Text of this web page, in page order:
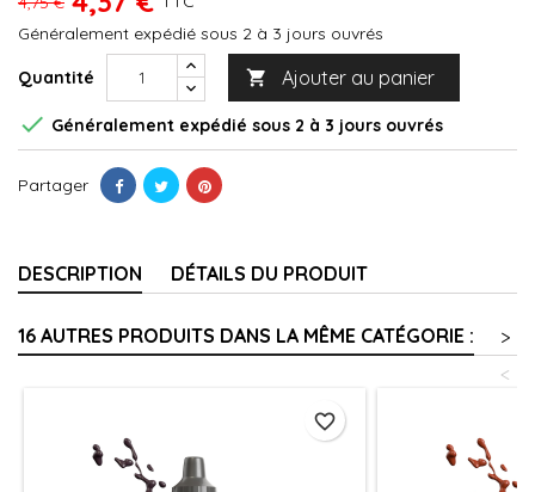
Généralement expédié sous 2 à 3 jours ouvrés
Quantité  Ajouter au panier
 Généralement expédié sous 2 à 3 jours ouvrés
Partager
DESCRIPTION DÉTAILS DU PRODUIT
16 AUTRES PRODUITS DANS LA MÊME CATÉGORIE :
>
<
favorite_border